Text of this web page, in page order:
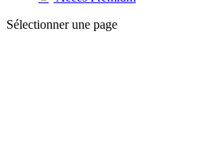
Sélectionner une page